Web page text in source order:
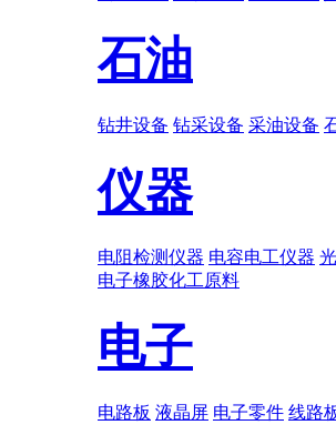
石油
钻井设备 钻采设备 采油设备
仪器
电阻检测仪器 电容电工仪器
电子橡胶化工原料
电子
电路板 液晶屏 电子零件 线路